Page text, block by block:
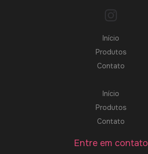
Início
Produtos
Contato
Início
Produtos
Contato
Entre em contato